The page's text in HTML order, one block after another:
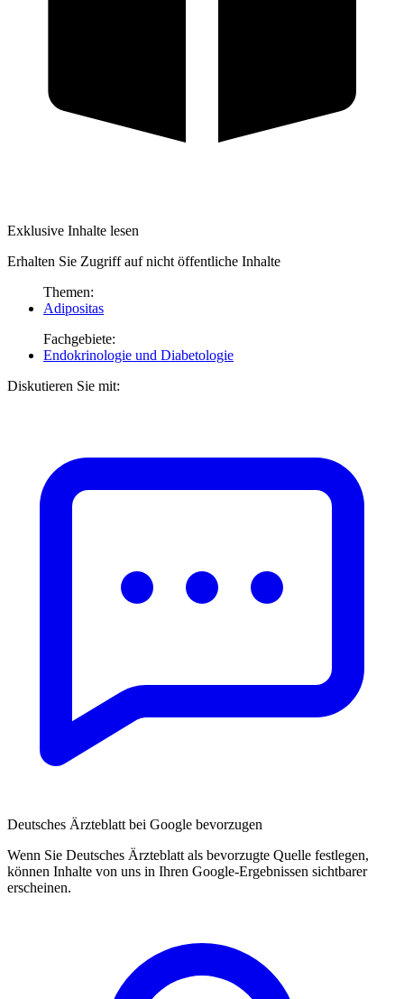
Exklusive Inhalte lesen
Erhalten Sie Zugriff auf nicht öffentliche Inhalte
Themen:
Adipositas
Fachgebiete:
Endokrinologie und Diabetologie
Diskutieren Sie mit:
Deutsches Ärzteblatt bei Google bevorzugen
Wenn Sie Deutsches Ärzteblatt als bevorzugte Quelle festlegen,
können Inhalte von uns in Ihren Google-Ergebnissen sichtbarer
erscheinen.